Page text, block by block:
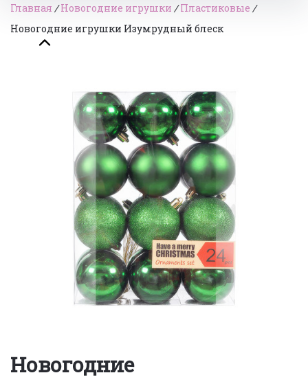
Главная /Новогодние игрушки /Пластиковые /
Новогодние игрушки Изумрудный блеск
Новогодние